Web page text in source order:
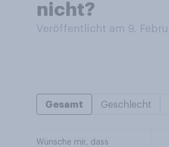
nicht?
Veröffentlicht am 9.
Gesamt Geschlecht
Wünsche mir, dass